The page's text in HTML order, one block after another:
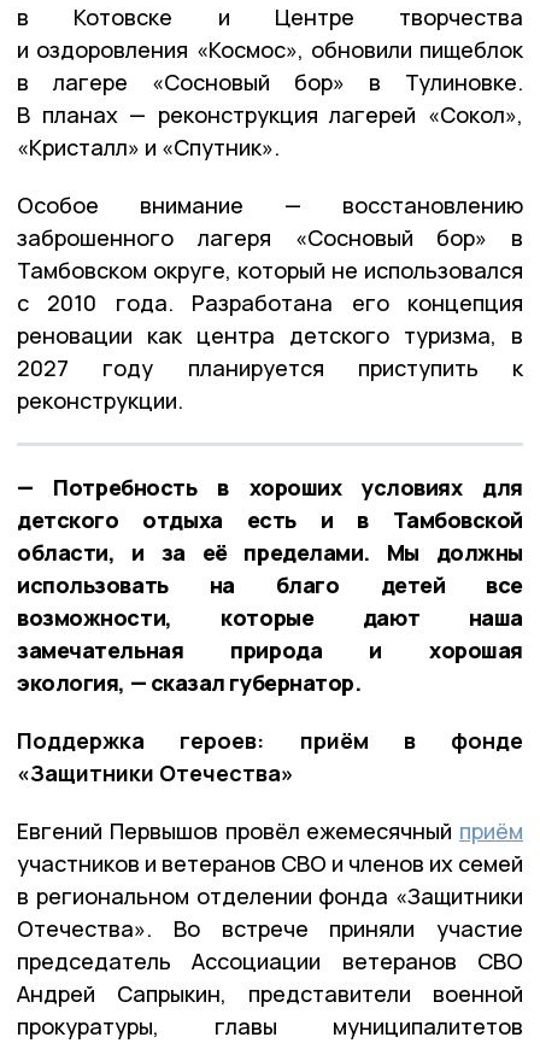
в Котовске и Центре творчества
и оздоровления «Космос», обновили пищеблок
в лагере «Сосновый бор» в Тулиновке.
В планах — реконструкция лагерей «Сокол»,
«Кристалл» и «Спутник».
Особое внимание — восстановлению
заброшенного лагеря «Сосновый бор» в
Тамбовском округе, который не использовался
с 2010 года. Разработана его концепция
реновации как центра детского туризма, в
2027 году планируется приступить к
реконструкции.
— Потребность в хороших условиях для
детского отдыха есть и в Тамбовской
области, и за её пределами. Мы должны
использовать на благо детей все
возможности, которые дают наша
замечательная природа и хорошая
экология, — сказал губернатор.
Поддержка героев: приём в фонде
«Защитники Отечества»
Евгений Первышов провёл ежемесячный приём
участников и ветеранов СВО и членов их семей
в региональном отделении фонда «Защитники
Отечества». Во встрече приняли участие
председатель Ассоциации ветеранов СВО
Андрей Сапрыкин, представители военной
прокуратуры, главы муниципалитетов